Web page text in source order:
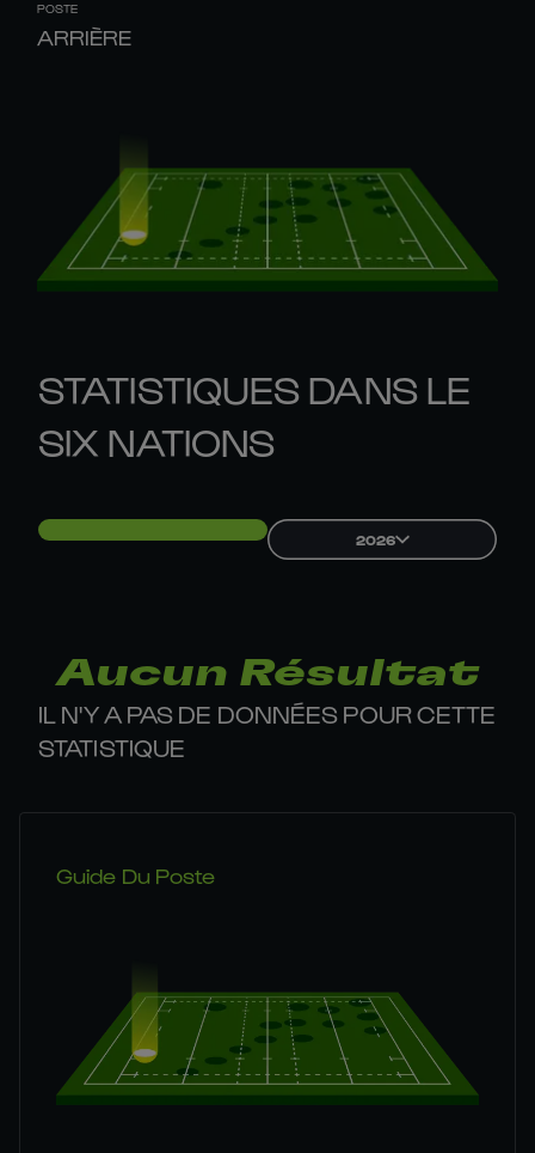
POSTE
ARRIÈRE
STATISTIQUES DANS LE
SIX NATIONS
2026
Aucun Résultat
IL N'Y A PAS DE DONNÉES POUR CETTE
STATISTIQUE
Guide Du Poste